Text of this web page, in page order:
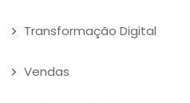
Transformação Digital
Vendas